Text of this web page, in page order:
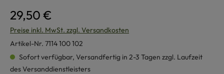
29,50 €
Preise inkl. MwSt. zzgl. Versandkosten
Artikel-Nr. 7114 100 102
Sofort verfügbar, Versandfertig in 2-3 Tagen zzgl. Laufzeit
des Versanddienstleisters